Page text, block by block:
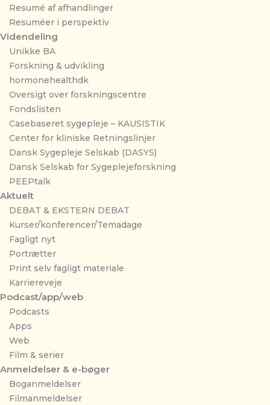
Resumé af afhandlinger
Resuméer i perspektiv
Videndeling
Unikke BA
Forskning & udvikling
hormonehealthdk
Oversigt over forskningscentre
Fondslisten
Casebaseret sygepleje – KAUSISTIK
Center for kliniske Retningslinjer
Dansk Sygepleje Selskab (DASYS)
Dansk Selskab for Sygeplejeforskning
PEEPtalk
Aktuelt
DEBAT & EKSTERN DEBAT
Kurser/konferencer/Temadage
Fagligt nyt
Portrætter
Print selv fagligt materiale
Karriereveje
Podcast/app/web
Podcasts
Apps
Web
Film & serier
Anmeldelser & e-bøger
Boganmeldelser
Filmanmeldelser